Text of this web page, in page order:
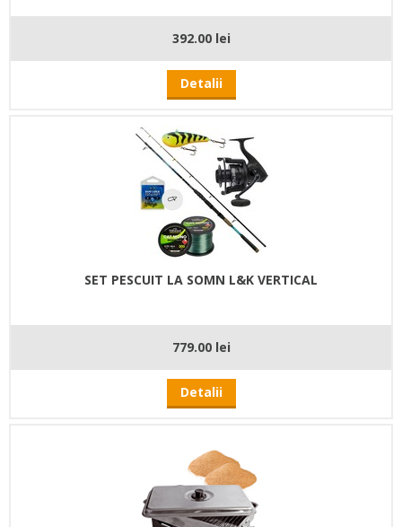
392.00 lei
Detalii
SET PESCUIT LA SOMN L&K VERTICAL
779.00 lei
Detalii